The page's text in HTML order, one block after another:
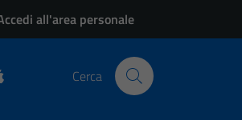
all'area personale
Cerca